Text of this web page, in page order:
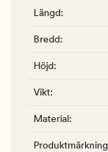
Längd:
Bredd:
Höjd:
Vikt:
Material:
Produktmärkning